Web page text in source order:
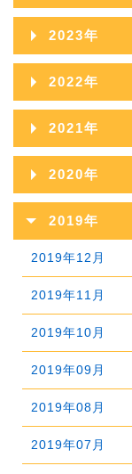
2026年06月
2026年05月
2026年04月
2026年03月
2026年02月
2026年01月
2025年11月
2025年10月
2025年09月
2025年08月
2025年07月
2025年06月
2025年05月
2025年04月
2025年03月
2025年02月
2025年01月
2024年12月
2024年11月
2024年10月
2024年09月
2024年08月
2024年07月
2024年06月
2024年05月
2024年04月
2024年03月
2024年02月
2024年01月
2023年
2023年12月
2023年11月
2023年10月
2023年09月
2023年08月
2023年07月
2023年06月
2023年05月
2023年04月
2023年03月
2023年02月
2022年
2022年12月
2022年11月
2022年10月
2022年09月
2022年08月
2022年07月
2022年06月
2022年05月
2022年04月
2022年03月
2021年
2021年12月
2021年11月
2021年10月
2021年09月
2021年08月
2021年07月
2021年06月
2021年05月
2021年04月
2020年
2020年12月
2019年
2019年12月
2019年11月
2019年10月
2019年09月
2019年08月
2019年07月